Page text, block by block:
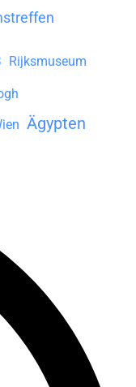
Rijksmuseum
Ägypten